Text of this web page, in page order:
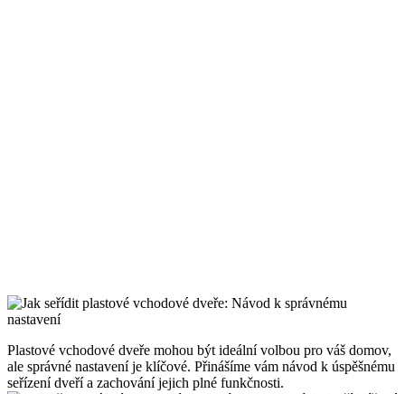
Plastové vchodové dveře mohou ‌být‍ ideální volbou pro váš domov,
ale správné nastavení ‌je⁣ klíčové. Přinášíme​ vám návod k úspěšnému
seřízení dveří a zachování jejich plné funkčnosti.